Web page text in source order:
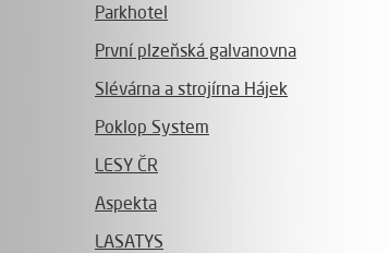
Parkhotel
První plzeňská galvanovna
Slévárna a strojírna Hájek
Poklop System
LESY ČR
Aspekta
LASATYS